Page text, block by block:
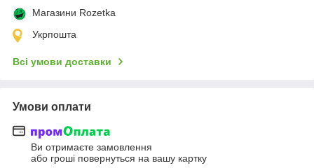
Магазини Rozetka
Укрпошта
Всі умови доставки
Умови оплати
Ви отримаєте замовлення
або гроші повернуться на вашу картку